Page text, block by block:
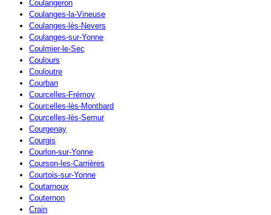
Coulangeron
Coulanges-la-Vineuse
Coulanges-lès-Nevers
Coulanges-sur-Yonne
Coulmier-le-Sec
Coulours
Couloutre
Courban
Courcelles-Frémoy
Courcelles-lès-Montbard
Courcelles-lès-Semur
Courgenay
Courgis
Courlon-sur-Yonne
Courson-les-Carrières
Courtois-sur-Yonne
Coutarnoux
Couternon
Crain